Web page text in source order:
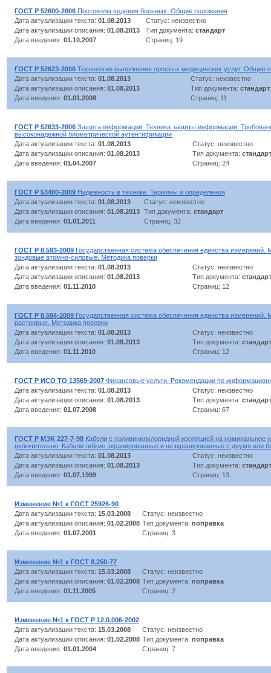
ГОСТ Р 52600-2006 Протоколы ведения больных. Общие положения
Дата актуализации текста: 01.08.2013
Статус: неизвестно
Дата актуализации описания: 01.08.2013 Тип документа: стандарт
Дата введения: 01.10.2007 Страниц: 19
ГОСТ Р 52623-2006 Технологии выполнения простых медицинских услуг. Общие
Дата актуализации текста: 01.08.2013
Статус: неизвестно
Дата актуализации описания: 01.08.2013 Тип документа: стандарт
Дата введения: 01.01.2008 Страниц: 11
ГОСТ Р 52633-2006 Защита информации. Техника защиты информации.
высоконадежной биометрической аутентификации
Дата актуализации текста: 01.08.2013
Статус: неизвестно
Дата актуализации описания: 01.08.2013 Тип документа: стандарт
Дата введения: 01.04.2007 Страниц: 24
ГОСТ Р 53480-2009 Надежность в технике. Термины и определения
Дата актуализации текста: 01.08.2013
Статус: неизвестно
Дата актуализации описания: 01.08.2013 Тип документа: стандарт
Дата введения: 01.01.2011 Страниц: 32
ГОСТ Р 8.593-2009 Государственная система обеспечения единства
зондовые атомно-силовые. Методика поверки
Дата актуализации текста: 01.08.2013
Статус: неизвестно
Дата актуализации описания: 01.08.2013 Тип документа: стандарт
Дата введения: 01.11.2010 Страниц: 12
ГОСТ Р 8.594-2009 Государственная система обеспечения единства измерений.
растровые. Методика поверки
Дата актуализации текста: 01.08.2013
Статус: неизвестно
Дата актуализации описания: 01.08.2013 Тип документа: стандарт
Дата введения: 01.11.2010 Страниц: 12
ГОСТ Р ИСО ТО 13569-2007 Финансовые услуги. Рекомендации по
Дата актуализации текста: 01.08.2013
Статус: неизвестно
Дата актуализации описания: 01.08.2013 Тип документа: стандарт
Дата введения: 01.07.2008 Страниц: 67
ГОСТ Р МЭК 227-7-98 Кабели с поливинилхлоридной изоляцией на номинальное
включительно. Кабели гибкие экранированные и неэкранированные с двумя или
Дата актуализации текста: 01.08.2013
Статус: неизвестно
Дата актуализации описания: 01.08.2013 Тип документа: стандарт
Дата введения: 01.07.1999 Страниц: 13
Изменение №1 к ГОСТ 25926-90
Дата актуализации текста: 15.03.2008
Статус: неизвестно
Дата актуализации описания: 01.02.2008 Тип документа: поправка
Дата введения: 01.07.2001 Страниц: 3
Изменение №1 к ГОСТ 8.250-77
Дата актуализации текста: 15.03.2008
Статус: неизвестно
Дата актуализации описания: 01.02.2008 Тип документа: поправка
Дата введения: 01.11.2005 Страниц: 2
Изменение №1 к ГОСТ Р 12.0.006-2002
Дата актуализации текста: 15.03.2008
Статус: неизвестно
Дата актуализации описания: 01.02.2008 Тип документа: поправка
Дата введения: 01.01.2004 Страниц: 7